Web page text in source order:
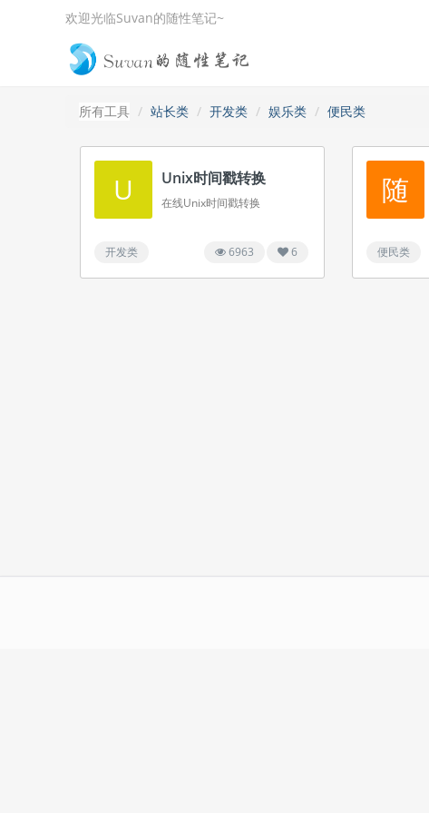
欢迎光临Suvan的随性笔记~
所有工具 站长类 开发类 娱乐类 便民类
U Unix时间戳转换
在线Unix时间戳转换
开发类 6
6963
随
便民类